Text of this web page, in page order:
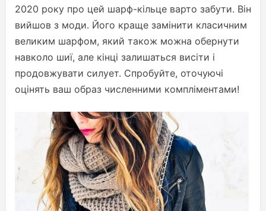
2020 року про цей шарф-кільце варто забути. Він
вийшов з моди. Його краще замінити класичним
великим шарфом, який також можна обернути
навколо шиї, але кінці залишаться висіти і
продовжувати силует. Спробуйте, оточуючі
оцінять ваш образ численними компліментами!